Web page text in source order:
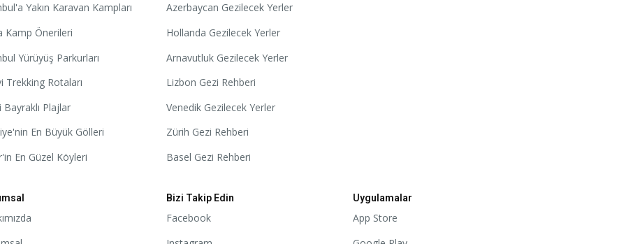
Yakın Karavan Kampları
Kamp Önerileri
Yürüyüş Parkurları
Trekking Rotaları
Bayraklı Plajlar
En Büyük Gölleri
En Güzel Köyleri
Azerbaycan Gezilecek Yerler
Hollanda Gezilecek Yerler
Arnavutluk Gezilecek Yerler
Lizbon Gezi Rehberi
Venedik Gezilecek Yerler
Zürih Gezi Rehberi
Basel Gezi Rehberi
Bizi Takip Edin
Facebook
Uygulamalar
App Store